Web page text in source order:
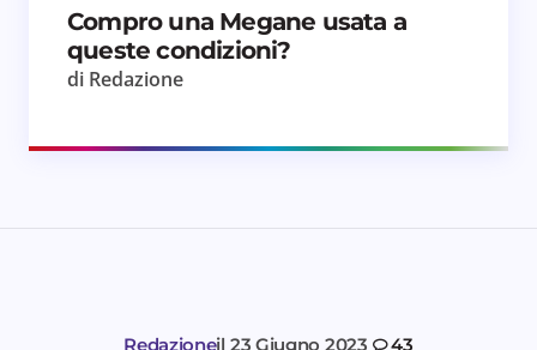
Compro una Megane usata a
queste condizioni?
di Redazione
Redazioneil 23 Giugno 2023 43